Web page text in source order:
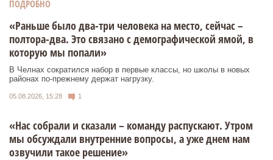
ПОДРОБНО
«Раньше было два-три человека на место, сейчас –
полтора-два. Это связано с демографической ямой, в
которую мы попали»
В Челнах сократился набор в первые классы, но школы в новых
районах по-прежнему держат нагрузку.
05.08.2026, 15:28 1
«Нас собрали и сказали – команду распускают. Утром
мы обсуждали внутренние вопросы, а уже днем нам
озвучили такое решение»